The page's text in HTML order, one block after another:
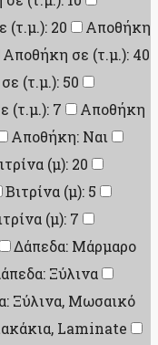
(τ.μ.): 20
Αποθήκη
Αποθήκη σε (τ.μ.): 40
(τ.μ.): 50
(τ.μ.): 7
Αποθήκη
Αποθήκη: Ναι
(μ): 20
Βιτρίνα (μ): 5
(μ): 7
Δάπεδα: Μάρμαρο
Ξύλινα
Ξύλινα, Μωσαικό
Laminate